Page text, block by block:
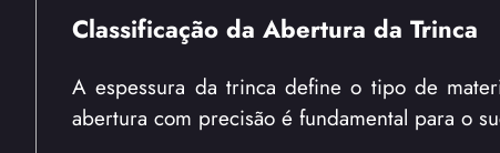
Classificação da Abertura da Trinca
A espessura da trinca define o tipo de
abertura com precisão é fundamental para o